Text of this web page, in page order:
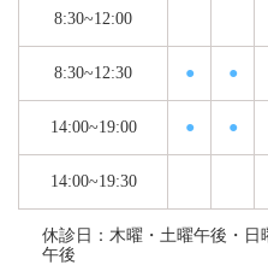
8:30~12:00
8:30~12:30 ● ●
14:00~19:00 ● ●
14:00~19:30
休診日：木曜・土曜午後・日
午後